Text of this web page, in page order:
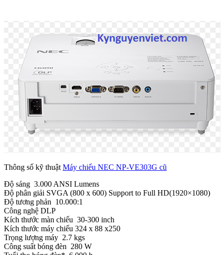
Thông số kỹ thuật Máy chiếu NEC NP-VE303G cũ
Độ sáng 3.000 ANSI Lumens
Độ phân giải SVGA (800 x 600) Support to Full HD(1920×1080)
Độ tương phản 10.000:1
Công nghệ DLP
Kích thước màn chiếu 30-300 inch
Kích thước máy chiếu 324 x 88 x250
Trọng lượng máy 2.7 kgs
Công suất bóng đèn 280 W